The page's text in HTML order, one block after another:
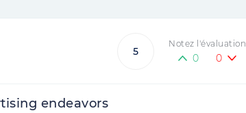
5
Notez l'évaluation
0 0
endeavors